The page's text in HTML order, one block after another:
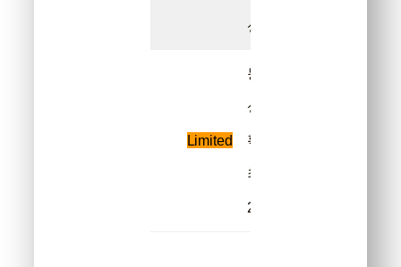
상담
Limited
등록할
상표
확정에
최대
2주까지